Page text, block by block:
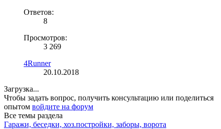
Ответов:
8
Просмотров:
3 269
4Runner
20.10.2018
Загрузка...
Чтобы задать вопрос, получить консультацию или поделиться
опытом войдите на форум
Все темы раздела
Гаражи, беседки, хоз.постройки, заборы, ворота